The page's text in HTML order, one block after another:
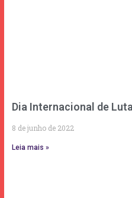
Dia Internacional de
8 de junho de 2022
Leia mais »